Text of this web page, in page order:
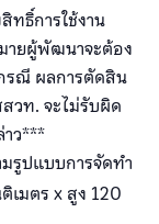
ทธิ์การใช้งาน
ายผู้พัฒนาจะต้อง
รณี ผลการตัดสิน
วท. จะไม่รับผิด
ว***
รูปแบบการจัดทำ
เมตร x สูง 120